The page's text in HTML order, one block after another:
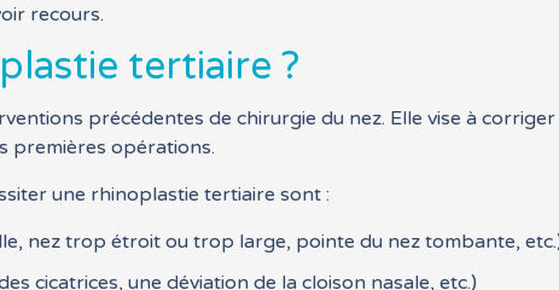
recours.
tertiaire ?
précédentes de chirurgie du nez. Elle vise à
premières opérations.
une rhinoplastie tertiaire sont :
nez trop étroit ou trop large, pointe du nez tombante,
cicatrices, une déviation de la cloison nasale, etc.)